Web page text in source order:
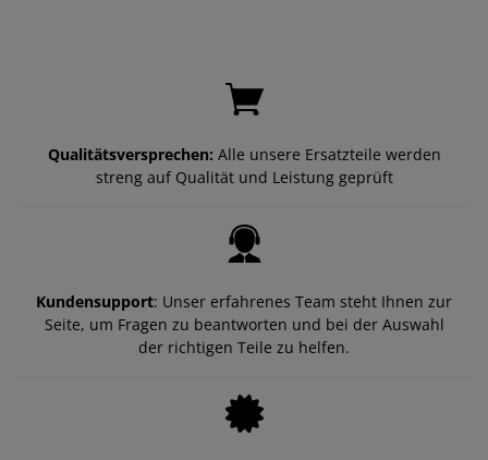
Qualitätsversprechen: Alle unsere Ersatzteile werden
streng auf Qualität und Leistung geprüft
Kundensupport: Unser erfahrenes Team steht Ihnen zur
Seite, um Fragen zu beantworten und bei der Auswahl
der richtigen Teile zu helfen.